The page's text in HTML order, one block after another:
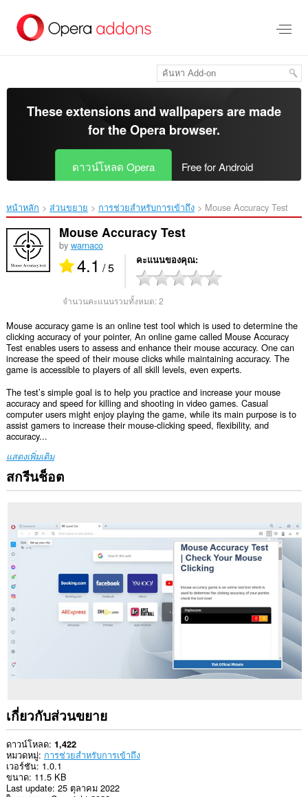
These extensions and wallpapers are made
for theOpera browser.
ดาวน์โหลด Opera Free for Android
หน้าหลัก ส่วนขยาย การช่วยสำหรับการเข้าถึง Mouse Accuracy Test‎
Mouse Accuracy Test
by warnaco
4.1 / 5 คะแนนของคุณ
จำนวนคะแนนรวมทั้งหมด:2
Mouse accuracy game is an online test tool which is used to determine the
clicking accuracy of your pointer, An online game called Mouse Accuracy
Test enables users to assess and enhance their mouse accuracy. One can
increase the speed of their mouse clicks while maintaining accuracy. The
game is accessible to players of all skill levels, even experts.
The test’s simple goal is to help you practice and increase your mouse
accuracy and speed for killing and shooting in video games. Casual
computer users might enjoy playing the game, while its main purpose is to
assist gamers to increase their mouse-clicking speed, flexibility, and
accuracy...
แสดงเพิ่มเติม
สกรีนช็อต
เกี่ยวกับส่วนขยาย
ดาวน์โหลด 1,422
หมวดหมู่ การช่วยสำหรับการเข้าถึง
เวอร์ชัน 1.0.1
ขนาด 11.5 KB
Last update 25 ตุลาคม 2022